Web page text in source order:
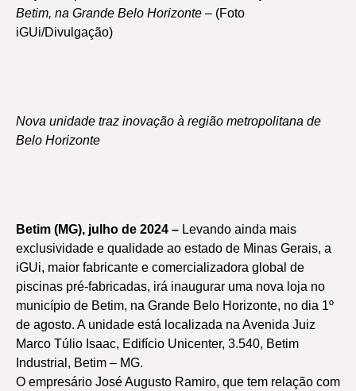
Betim, na Grande Belo Horizonte – (Foto
iGUi/Divulgação)
Nova unidade traz inovação à região metropolitana de
Belo Horizonte
Betim (MG), julho de 2024 – Levando ainda mais
exclusividade e qualidade ao estado de Minas Gerais, a
iGUi, maior fabricante e comercializadora global de
piscinas pré-fabricadas, irá inaugurar uma nova loja no
município de Betim, na Grande Belo Horizonte, no dia 1º
de agosto. A unidade está localizada na Avenida Juiz
Marco Túlio Isaac, Edifício Unicenter, 3.540, Betim
Industrial, Betim – MG.
O empresário José Augusto Ramiro, que tem relação com